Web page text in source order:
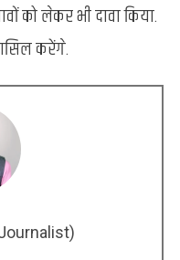
को लेकर भी दावा किया.
करेंगे.